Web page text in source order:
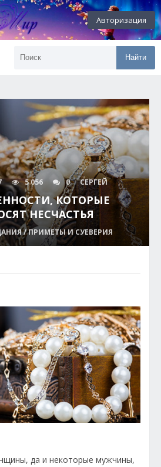
Авторизация
Найти
5 056 0 СЕРГЕЙ
КОТОРЫЕ
НЕСЧАСТЬЯ
/ ПРИМЕТЫ И СУЕВЕРИЯ
да и некоторые мужчины,